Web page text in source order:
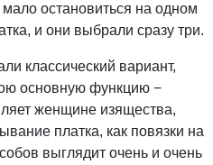
остановиться на одном
и они выбрали сразу три.
классический вариант,
основную функцию −
женщине изящества,
платка, как повязки на
выглядит очень и очень